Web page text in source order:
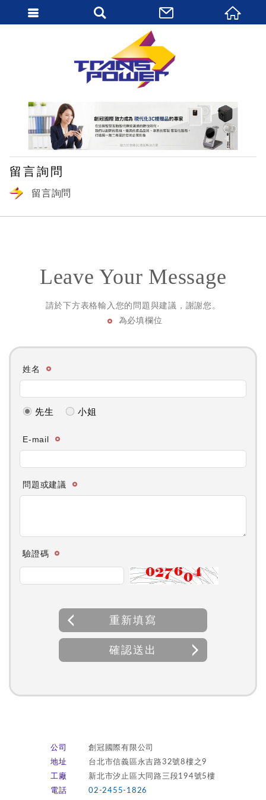
留言詢問
留言詢問
Leave Your Message
請於下方表格輸入您的問題與建議，謝謝您。
為必填欄位
姓名
先生 小姐
E-mail
問題或建議
驗證碼
重新填寫
確認送出
公司
創冠國際有限公司
地址
台北市信義區永吉路32號8樓之9
工廠
新北市汐止區大同路三段194號5樓
電話
02-2455-1826
繁體中文